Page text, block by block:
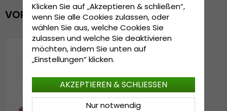
VOR KURZEM ANGESEHEN
Klicken Sie auf „Akzeptieren & schließen“,
wenn Sie alle Cookies zulassen, oder
wählen Sie aus, welche Cookies Sie
zulassen und welche Sie deaktivieren
möchten, indem Sie unten auf
„Einstellungen“ klicken.
Nur notwendig
AKZEPTIEREN & SCHLIESSEN